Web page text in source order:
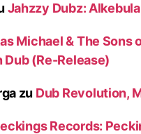
Jahzzy Dubz:
Michael & The Sons
Dub (Re-Release)
zu Dub Revolution,
Records: